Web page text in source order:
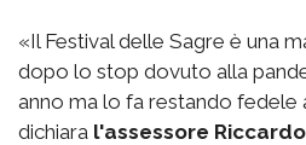
«Il Festival delle Sagre è una
dopo lo stop dovuto alla
anno ma lo fa restando fedele
dichiara l'assessore